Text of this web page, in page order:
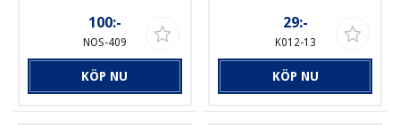
100:-
NOS-409
KÖP NU
29:-
K012-13
KÖP NU